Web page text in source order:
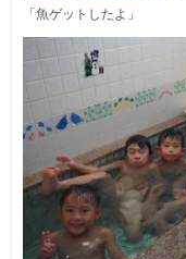
「魚ゲットしたよ」